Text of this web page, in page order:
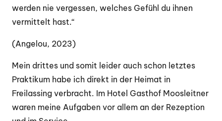
werden nie vergessen, welches Gefühl du ihnen
vermittelt hast.“
(Angelou, 2023)
Mein drittes und somit leider auch schon letztes
Praktikum habe ich direkt in der Heimat in
Freilassing verbracht. Im Hotel Gasthof Moosleitner
waren meine Aufgaben vor allem an der Rezeption